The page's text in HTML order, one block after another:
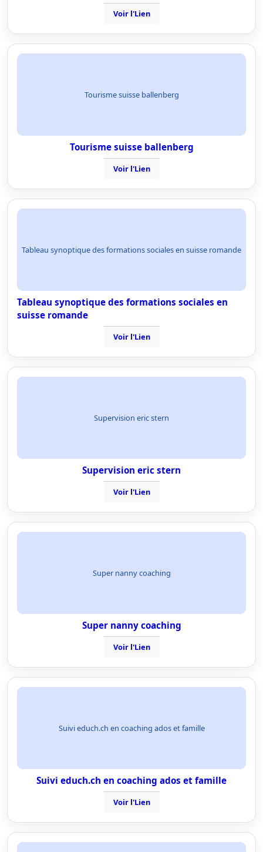
Voir l'Lien
Tourisme suisse ballenberg
Tourisme suisse ballenberg
Voir l'Lien
Tableau synoptique des formations sociales en suisse romande
Tableau synoptique des formations sociales en
suisse romande
Voir l'Lien
Supervision eric stern
Supervision eric stern
Voir l'Lien
Super nanny coaching
Super nanny coaching
Voir l'Lien
Suivi educh.ch en coaching ados et famille
Suivi educh.ch en coaching ados et famille
Voir l'Lien